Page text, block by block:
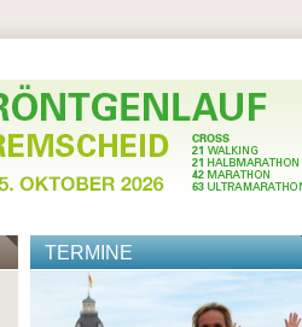
TERMINE